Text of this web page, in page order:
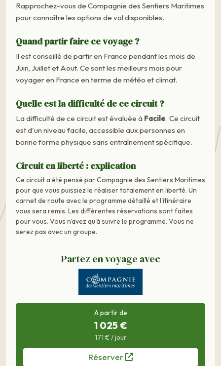
Rapprochez-vous de Compagnie des Sentiers Maritimes
pour connaître les options de vol disponibles.
Quand partir faire ce voyage ?
Il est conseillé de partir en France pendant les mois de
Juin, Juillet et Aout. Ce sont les meilleurs mois pour
voyager en France en terme de météo et climat.
Quelle est la difficulté de ce circuit ?
La difficulté de ce circuit est évaluée à Facile. Ce circuit
est d'un niveau facile, accessible aux personnes en
bonne forme physique sans entraînement spécifique.
Circuit en liberté : explication
Ce circuit a été pensé par Compagnie des Sentiers Maritimes
pour que vous puissiez le réaliser totalement en liberté. Un
carnet de route avec le programme détaillé et l'itinéraire
vous sera remis. Les différentes réservations sont faites
pour vous. Vous n'avez qu'à suivre le programme. Vous ne
serez pas avec un groupe.
Partez en voyage avec
A partir de
1 025 €
171 € / jour
Réserver